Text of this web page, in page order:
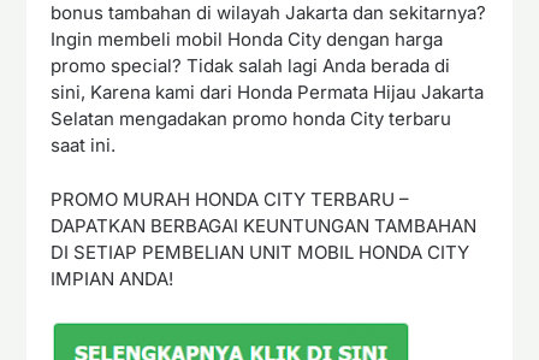
bonus tambahan di wilayah Jakarta dan sekitarnya?
Ingin membeli mobil Honda City dengan harga
promo special? Tidak salah lagi Anda berada di
sini, Karena kami dari Honda Permata Hijau Jakarta
Selatan mengadakan promo honda City terbaru
saat ini.
PROMO MURAH HONDA CITY TERBARU –
DAPATKAN BERBAGAI KEUNTUNGAN TAMBAHAN
DI SETIAP PEMBELIAN UNIT MOBIL HONDA CITY
IMPIAN ANDA!